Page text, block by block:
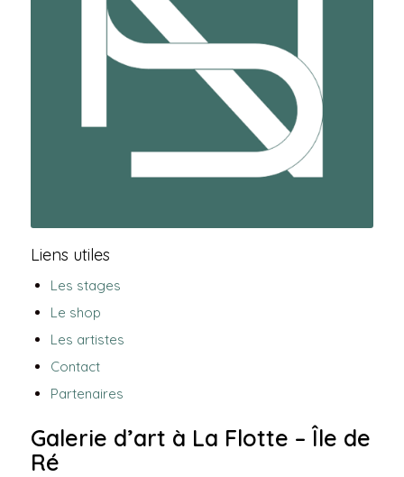
Liens utiles
Les stages
Le shop
Les artistes
Contact
Partenaires
Galerie d’art à La Flotte – Île de
Ré